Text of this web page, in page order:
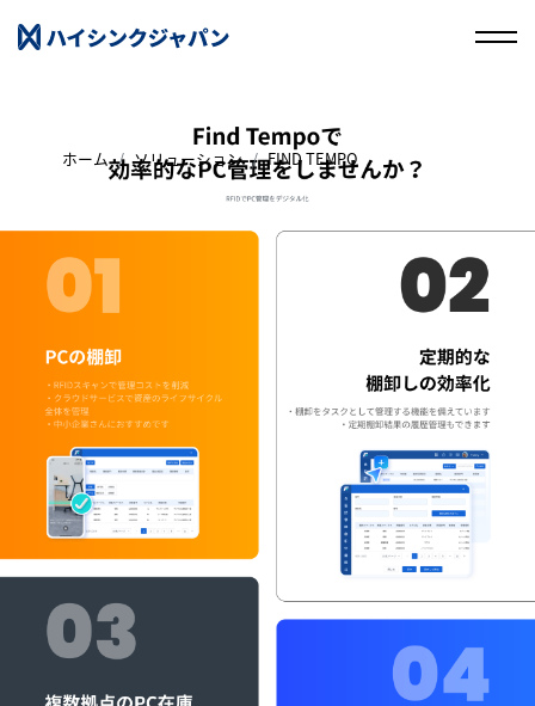
ホーム ソリューション FIND TEMPO